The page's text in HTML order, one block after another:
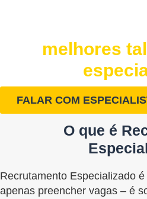
melhores
FALAR COM
O que é
Recrutamento Especializado
apenas preencher vagas – é